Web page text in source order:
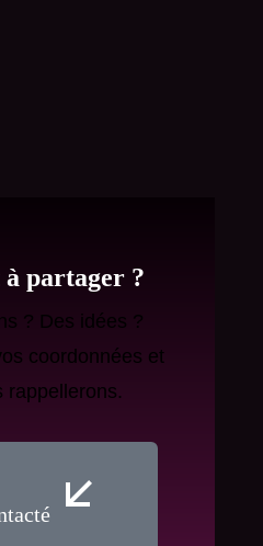
partager ?
? Des idées ?
coordonnées et
rappellerons.